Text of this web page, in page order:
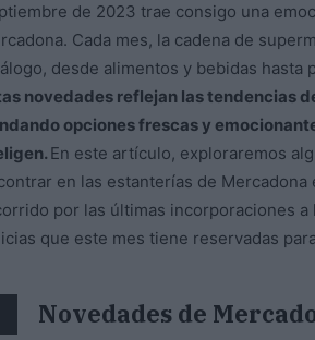
de 2023 trae consigo una
Cada mes, la cadena de
desde alimentos y bebidas hasta
novedades reflejan las tendencias
opciones frescas y
En este artículo, exploraremos
en las estanterías de
por las últimas incorporaciones
que este mes tiene reservadas
Novedades de